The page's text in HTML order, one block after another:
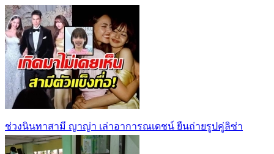
ช่วงนินทาสามี ญาญ่า เล่าอาการณเดชน์ ยืนถ่ายรูปคู่ลิซ่า